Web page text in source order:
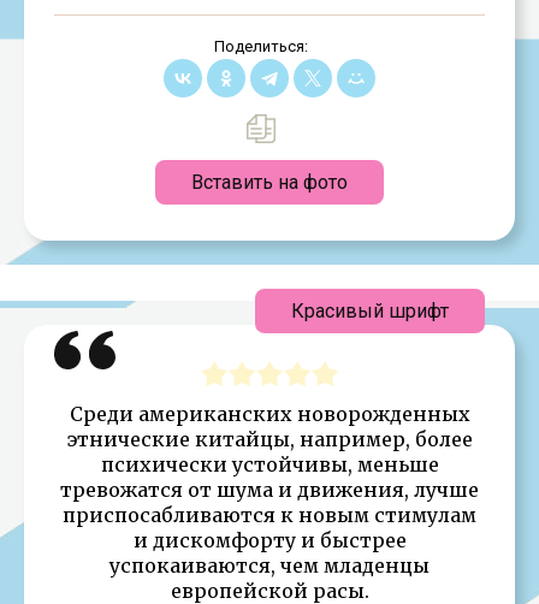
Поделиться:
Вставить на фото
Среди американских новорожденных
этнические китайцы, например, более
психически устойчивы, меньше
тревожатся от шума и движения, лучше
приспосабливаются к новым стимулам
и дискомфорту и быстрее
успокаиваются, чем младенцы
европейской расы.
Красивый шрифт